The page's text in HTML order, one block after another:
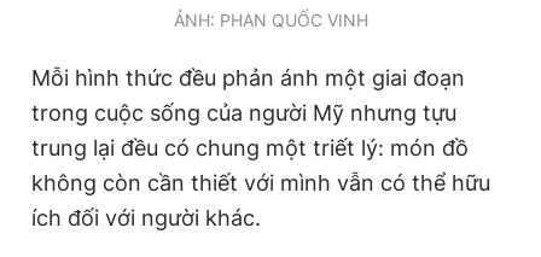
ẢNH: PHAN QUỐC VINH
Mỗi hình thức đều phản ánh một giai đoạn
trong cuộc sống của người Mỹ nhưng tựu
trung lại đều có chung một triết lý: món đồ
không còn cần thiết với mình vẫn có thể hữu
ích đối với người khác.